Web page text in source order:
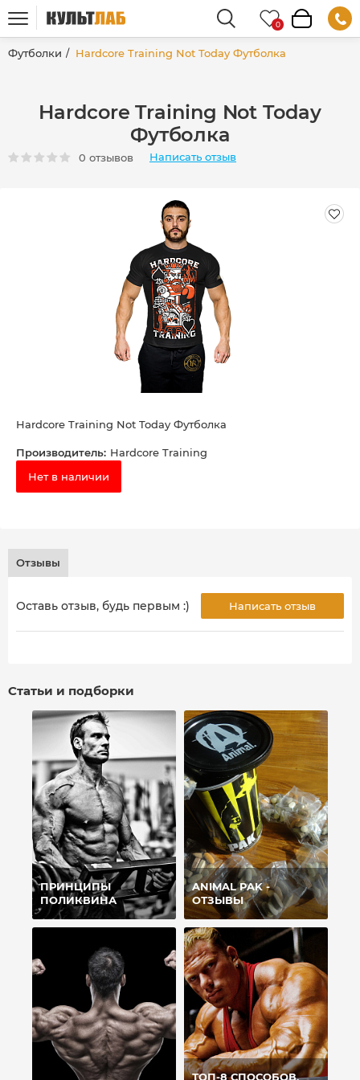
Футболки Hardcore Training Not Today Футболка
Hardcore Training Not Today
Футболка
0 отзывов Написать отзыв
Hardcore Training Not Today Футболка
Производитель: Hardcore Training
Нет в наличии
Отзывы
Оставь отзыв, будь первым :) Написать отзыв
Статьи и подборки
ПРИНЦИПЫ
ПОЛИКВИНА
ANIMAL PAK -
ОТЗЫВЫ
ТОП-8 СПОСОБОВ,